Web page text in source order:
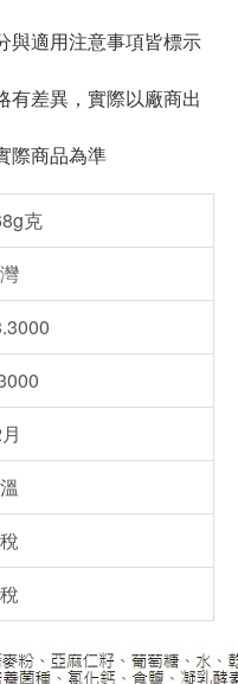
與適用注意事項皆標示
有差異，實際以廠商出
際商品為準
克